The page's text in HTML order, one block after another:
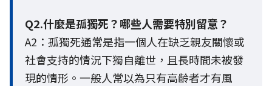
Q2.什麼是孤獨死？哪些人需要特別留意？
A2：孤獨死通常是指一個人在缺乏親友關懷或
社會支持的情況下獨自離世，且長時間未被發
現的情形。一般人常以為只有高齡者才有風